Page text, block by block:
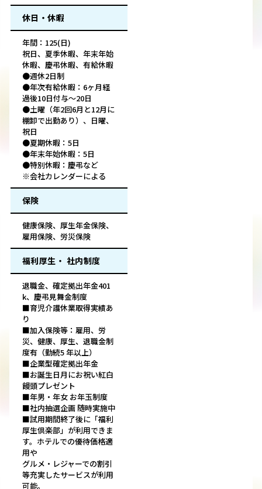
休日・休暇
年間：125(日)
祝日、夏季休暇、年末年始
休暇、慶弔休暇、有給休暇
●週休2日制
●年次有給休暇：6ヶ月経
過後10日付与～20日
●土曜（年2回6月と12月に
棚卸で出勤あり）、日曜、
祝日
●夏期休暇：5日
●年末年始休暇：5日
●特別休暇：慶弔など
※会社カレンダーによる
保険
健康保険、厚生年金保険、
雇用保険、労災保険
福利厚生・ 社内制度
退職金、確定拠出年金401
k、慶弔見舞金制度
■育児介護休業取得実績あ
り
■加入保険等：雇用、労
災、健康、厚生、退職金制
度有（勤続5 年以上）
■企業型確定拠出年金
■お誕生日月にお祝い紅白
饅頭プレゼント
■年男・年女 お年玉制度
■社内抽選企画 随時実施中
■試用期間終了後に「福利
厚生倶楽部」が利用できま
す。ホテルでの優待価格適
用や
グルメ・レジャーでの割引
等充実したサービスが利用
可能。